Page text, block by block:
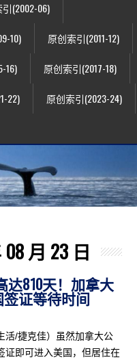
(2002-06)
10) 原创索引(2011-12)
16) 原创索引(2017-18)
22) 原创索引(2023-24)
月 23 日
达810天！加拿大
证等待时间
活/捷克佳）虽然加拿大公
证即可进入美国，但居住在